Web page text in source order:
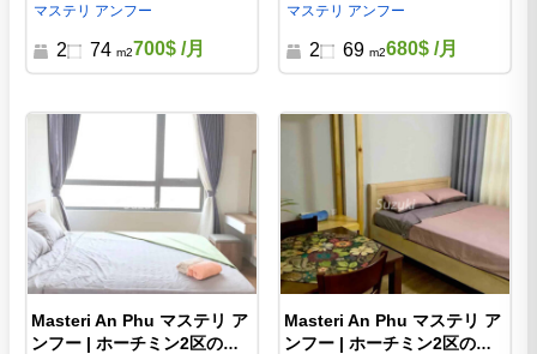
マステリ アンフー
2 74 m2700$ /月
マステリ アンフー
2 69 m2680$ /月
Masteri An Phu マステリ ア
ンフー | ホーチミン2区の賃
Masteri An Phu マステリ ア
ンフー | ホーチミン2区の賃